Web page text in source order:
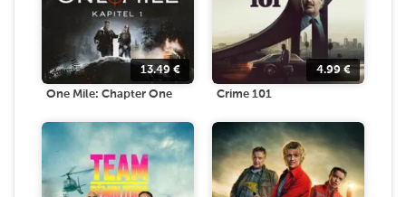
13.49 €
One Mile: Chapter One
4.99€
Crime 101